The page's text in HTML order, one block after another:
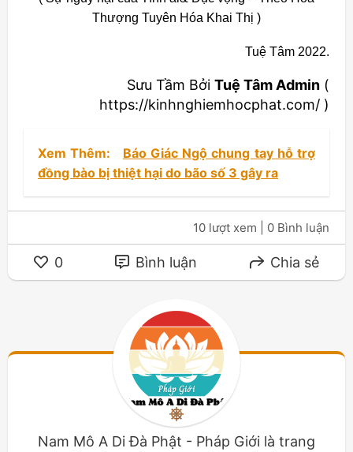
Thượng Tuyên Hóa Khai Thị )
Tuệ Tâm 2022.
Sưu Tầm Bởi Tuệ Tâm Admin (
https://kinhnghiemhocphat.com/ )
Xem Thêm:
Báo Giác Ngộ chung tay hỗ trợ
đồng bào bị thiệt hại do bão số 3 gây ra
10 lượt xem | 0 Bình luận
0 Bình luận Chia sẻ
Nam Mô A Di Đà Phật - Pháp Giới là trang